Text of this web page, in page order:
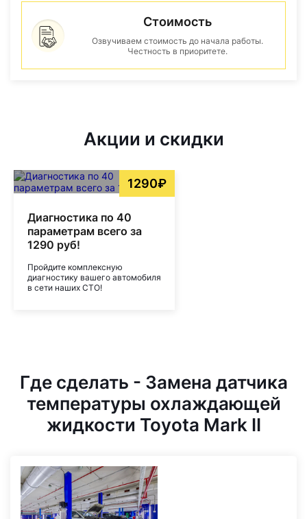
Стоимость
Озвучиваем стоимость до начала работы.
Честность в приоритете.
Акции и скидки
1290₽
Диагностика по 40
параметрам всего за
1290 руб!
Пройдите комплексную
диагностику вашего автомобиля
в сети наших СТО!
Где сделать - Замена датчика
температуры охлаждающей
жидкости Toyota Mark II